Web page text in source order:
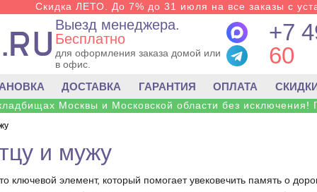
Скидка ЛЕТО. До 7% до 31 июля на все заказы с
Выезд менеджера.
Бесплатно
для оформления заказа домой или
в офис.
+7
60
ДОСТАВКА ГАРАНТИЯ ОПЛАТА
Москвы и Московской области без исключения!
и мужу
ключевой элемент, который помогает увековечить память о